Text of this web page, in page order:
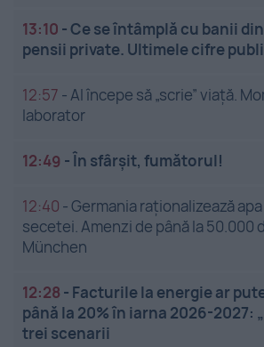
13:10 -Ce se întâmplă cu banii
pensii private. Ultimele cifre
12:57 -AI începe să „scrie” viață.
laborator
12:49 -În sfârșit, fumătorul!
12:40 -Germania raționalizează
secetei. Amenzi de până la 50.000
München
12:28 - Facturile la energie ar
până la 20% în iarna 2026-2027:
trei scenarii